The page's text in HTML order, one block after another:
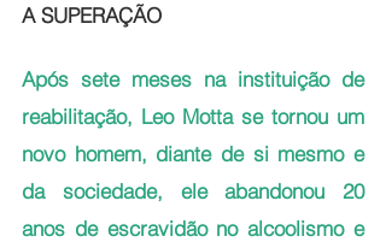
A SUPERAÇÃO
Após sete meses na instituição de
reabilitação, Leo Motta se tornou um
novo homem, diante de si mesmo e
da sociedade, ele abandonou 20
anos de escravidão no alcoolismo e